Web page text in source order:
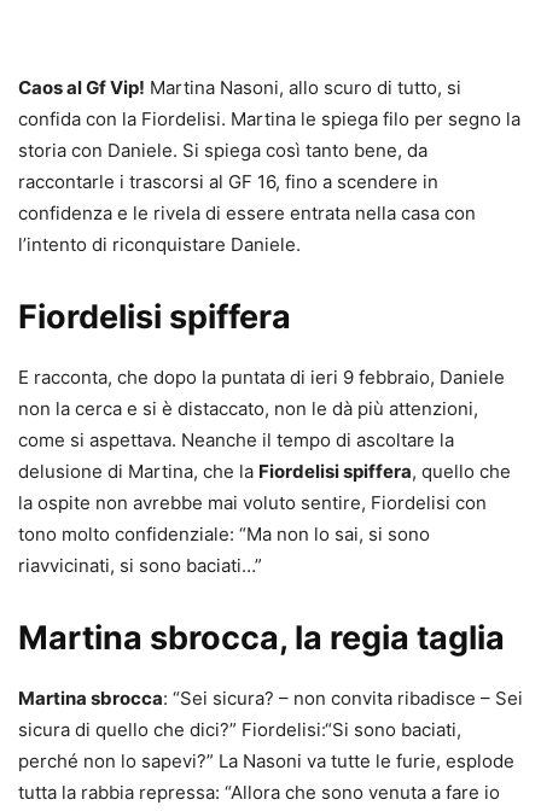
Caos al Gf Vip! Martina Nasoni, allo scuro di tutto, si
confida con la Fiordelisi. Martina le spiega filo per segno la
storia con Daniele. Si spiega così tanto bene, da
raccontarle i trascorsi al GF 16, fino a scendere in
confidenza e le rivela di essere entrata nella casa con
l’intento di riconquistare Daniele.
Fiordelisi spiffera
E racconta, che dopo la puntata di ieri 9 febbraio, Daniele
non la cerca e si è distaccato, non le dà più attenzioni,
come si aspettava. Neanche il tempo di ascoltare la
delusione di Martina, che la Fiordelisi spiffera, quello che
la ospite non avrebbe mai voluto sentire, Fiordelisi con
tono molto confidenziale: “Ma non lo sai, si sono
riavvicinati, si sono baciati…”
Martina sbrocca, la regia taglia
Martina sbrocca: “Sei sicura? – non convita ribadisce – Sei
sicura di quello che dici?” Fiordelisi:“Si sono baciati,
perché non lo sapevi?” La Nasoni va tutte le furie, esplode
tutta la rabbia repressa: “Allora che sono venuta a fare io